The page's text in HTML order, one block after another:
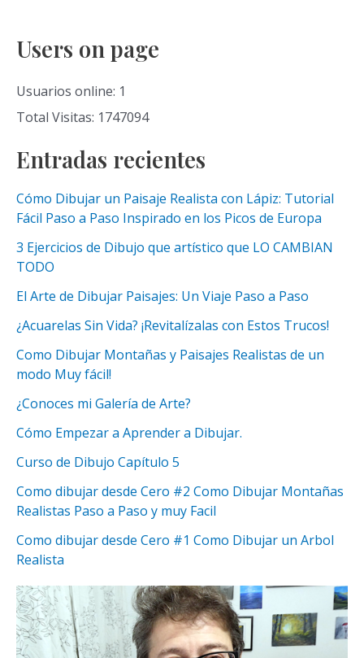
Users on page
Usuarios online: 1
Total Visitas: 1747094
Entradas recientes
Cómo Dibujar un Paisaje Realista con Lápiz: Tutorial
Fácil Paso a Paso Inspirado en los Picos de Europa
3 Ejercicios de Dibujo que artístico que LO CAMBIAN
TODO
El Arte de Dibujar Paisajes: Un Viaje Paso a Paso
¿Acuarelas Sin Vida? ¡Revitalízalas con Estos Trucos!
Como Dibujar Montañas y Paisajes Realistas de un
modo Muy fácil!
¿Conoces mi Galería de Arte?
Cómo Empezar a Aprender a Dibujar.
Curso de Dibujo Capítulo 5
Como dibujar desde Cero #2 Como Dibujar Montañas
Realistas Paso a Paso y muy Facil
Como dibujar desde Cero #1 Como Dibujar un Arbol
Realista